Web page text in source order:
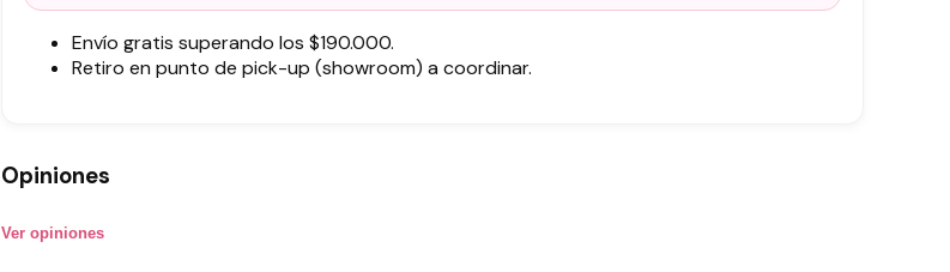
Envío gratis superando los $190.000.
Retiro en punto de pick-up (showroom) a coordinar.
Opiniones
Ver opiniones